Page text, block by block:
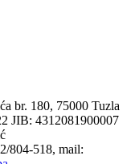
br. 180, 75000 Tuzla
JIB: 4312081900007
804-518, mail: